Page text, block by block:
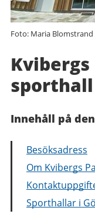
Foto: Maria Blomstrand
Kvibergs
sporthall
Innehåll på
Besöksadress
Om Kvibergs
Sporthallar i